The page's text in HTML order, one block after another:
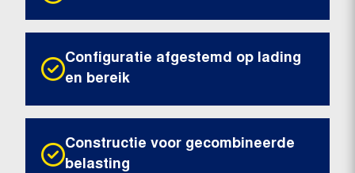
Configuratie afgestemd op lading
en bereik
Constructie voor gecombineerde
belasting